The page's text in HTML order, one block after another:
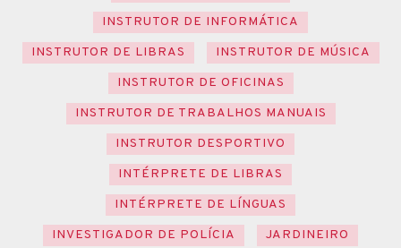
INSTRUTOR DE INFORMÁTICA
INSTRUTOR DE LIBRAS
INSTRUTOR DE MÚSICA
INSTRUTOR DE OFICINAS
INSTRUTOR DE TRABALHOS MANUAIS
INSTRUTOR DESPORTIVO
INTÉRPRETE DE LIBRAS
INTÉRPRETE DE LÍNGUAS
INVESTIGADOR DE POLÍCIA
JARDINEIRO